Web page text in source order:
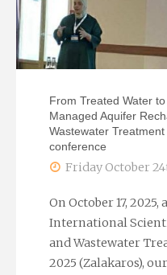
–
tracers
and
for
water
From Treated Water
Managed Aquifer
Wastewater
conference
Friday October
On October 17,
International
and Wastewater
2025 (Zalakaros),